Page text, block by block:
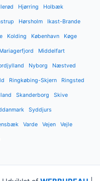
Hjørring Holbæk
Hørsholm Ikast-Brande
Kolding København Køge
Mariagerfjord Middelfart
Nyborg Næstved
Ringkøbing-Skjern Ringsted
Skanderborg Skive
Syddjurs
Varde Vejen Vejle